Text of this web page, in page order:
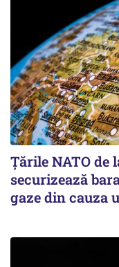
Țările NATO de
securizează
gaze din cauza